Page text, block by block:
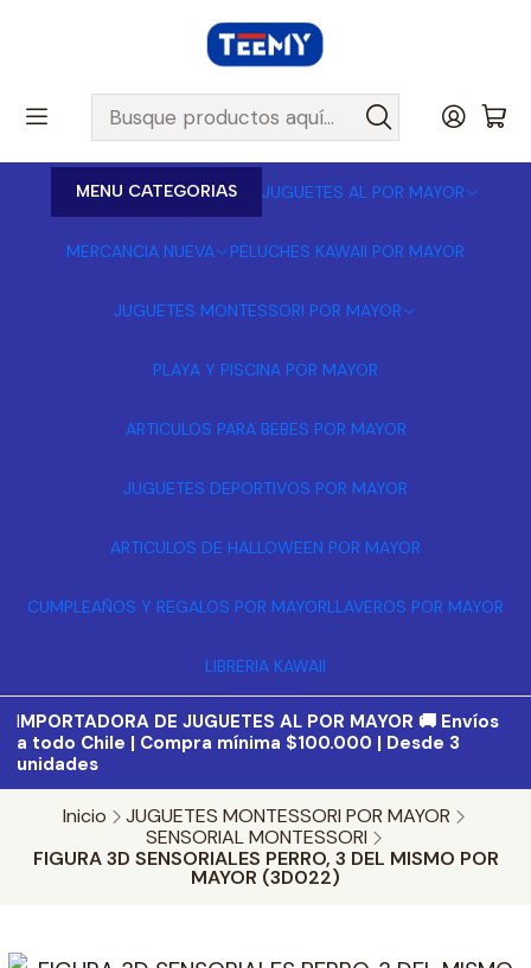
MENU CATEGORIAS JUGUETES AL POR MAYOR
MERCANCIA NUEVA PELUCHES KAWAII POR MAYOR
JUGUETES MONTESSORI POR MAYOR
PLAYA Y PISCINA POR MAYOR
ARTICULOS PARA BEBES POR MAYOR
JUGUETES DEPORTIVOS POR MAYOR
ARTICULOS DE HALLOWEEN POR MAYOR
CUMPLEAÑOS Y REGALOS POR MAYORLLAVEROS POR MAYOR
LIBRERIA KAWAII
IMPORTADORA DE JUGUETES AL POR MAYOR 🚚 Envíos
a todo Chile | Compra mínima $100.000 | Desde 3
unidades
Inicio
JUGUETES MONTESSORI POR MAYOR
SENSORIAL MONTESSORI
FIGURA 3D SENSORIALES PERRO, 3 DEL MISMO POR
MAYOR (3D022)